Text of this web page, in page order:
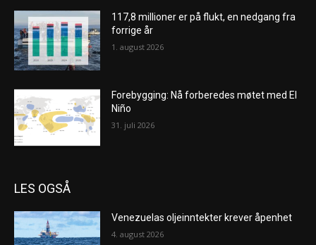
117,8 millioner er på flukt, en nedgang fra
forrige år
1. august 2026
Forebygging: Nå forberedes møtet med El
Niño
31. juli 2026
LES OGSÅ
Venezuelas oljeinntekter krever åpenhet
4. august 2026